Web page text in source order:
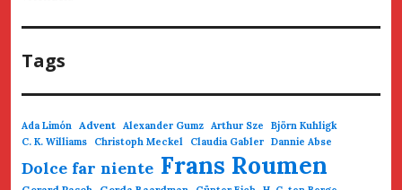
Tags
Ada Limón Advent Alexander Gumz Arthur Sze
Björn Kuhligk
C. K. Williams
Christoph Meckel Claudia Gabler Dannie Abse
Dolce far niente Frans Roumen